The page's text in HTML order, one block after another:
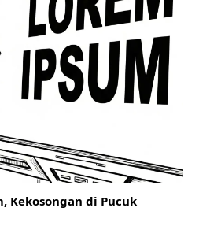
Kekosongan di Pucuk